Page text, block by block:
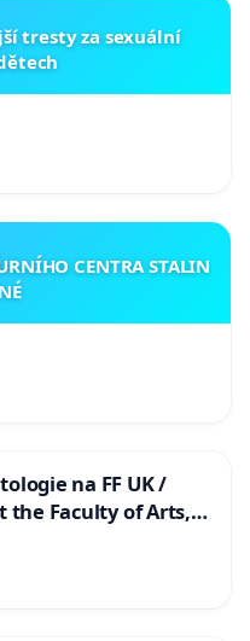
tresty za sexuální
CENTRA STALIN
na FF UK /
the Faculty of Arts,